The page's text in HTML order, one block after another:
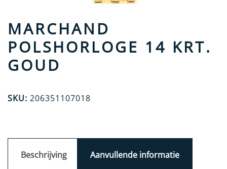
MARCHAND
POLSHORLOGE 14 KRT.
GOUD
SKU: 206351107018
Beschrijving Aanvullende informatie